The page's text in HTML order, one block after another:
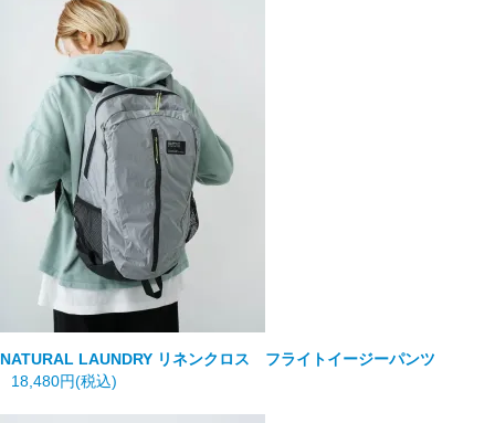
NATURAL LAUNDRY リネンクロス フライトイージーパンツ
18,480円(税込)